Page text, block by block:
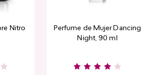
Nitro
Perfume de Mujer Dancing
Night, 90 ml